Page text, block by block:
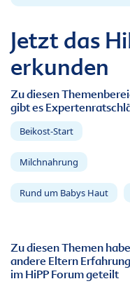
Jetzt das
erkunden
Zu diesen
gibt es
Beikost-Start
Milchnahrung
Rund um Babys Haut
Zu diesen Themen
andere Eltern
im HiPP Forum geteilt